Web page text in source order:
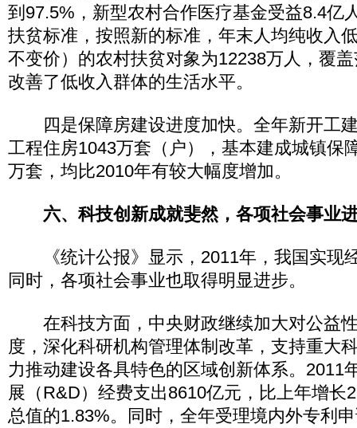
到97.5%，新型农村合作医疗基金受益8.4亿
扶贫标准，按照新的标准，年末人均纯收入
不变价）的农村扶贫对象为12238万人，覆
改善了低收入群体的生活水平。
四是保障房建设进度加快。全年新开工
工程住房1043万套（户），基本建成城镇保
万套，均比2010年有较大幅度增加。
六、科技创新成就斐然，各项社会事业
《统计公报》显示，2011年，我国实现
同时，各项社会事业也取得明显进步。
在科技方面，中央财政继续加大对公益
度，深化科研机构管理体制改革，支持重大
力推动建设各具特色的区域创新体系。2011
展（R&D）经费支出8610亿元，比上年增长
总值的1.83%。同时，全年受理境内外专利